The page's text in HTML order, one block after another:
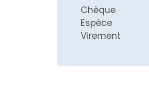
Chèque
Espèce
Virement